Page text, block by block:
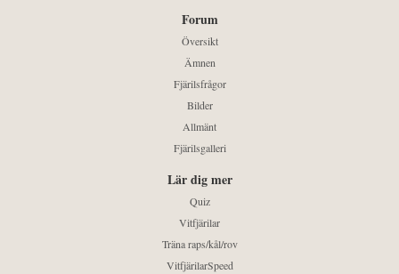
Forum
Översikt
Ämnen
Fjärilsfrågor
Bilder
Allmänt
Fjärilsgalleri
Lär dig mer
Quiz
Vitfjärilar
Träna raps/kål/rov
VitfjärilarSpeed